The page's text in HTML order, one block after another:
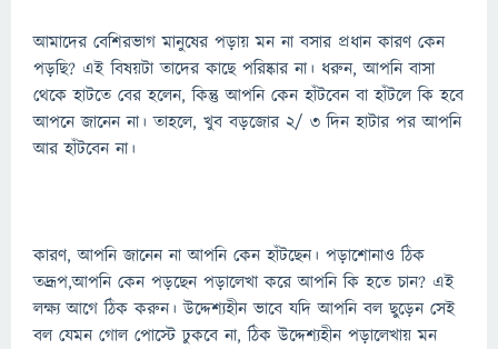
আমাদের বেশিরভাগ মানুষের পড়ায় মন না বসার প্রধান কারণ কেন
পড়ছি? এই বিষয়টা তাদের কাছে পরিষ্কার না। ধরুন, আপনি বাসা
থেকে হাটতে বের হলেন, কিন্তু আপনি কেন হাঁটবেন বা হাঁটলে কি হবে
আপনে জানেন না। তাহলে, খুব বড়জোর ২/ ৩ দিন হাটার পর আপনি
আর হাঁটবেন না।
কারণ, আপনি জানেন না আপনি কেন হাঁটছেন। পড়াশোনাও ঠিক
তদ্রূপ,আপনি কেন পড়ছেন পড়ালেখা করে আপনি কি হতে চান? এই
লক্ষ্য আগে ঠিক করুন। উদ্দেশ্যহীন ভাবে যদি আপনি বল ছুড়েন সেই
বল যেমন গোল পোস্টে ঢুকবে না, ঠিক উদ্দেশ্যহীন পড়ালেখায় মন